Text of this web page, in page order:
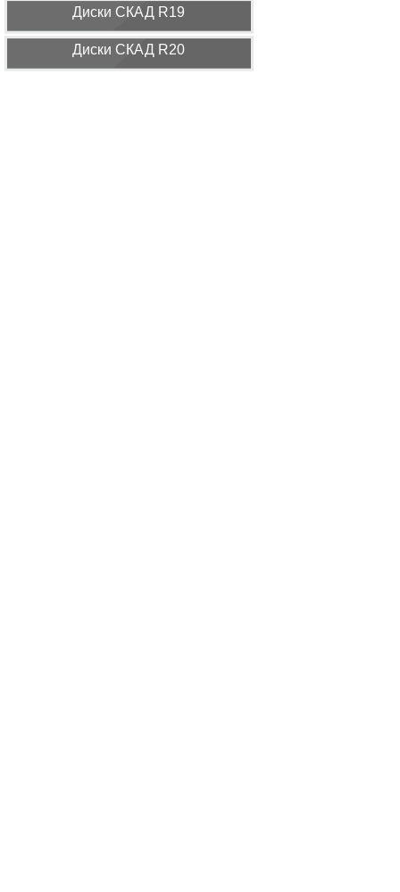
Диcки СКАД R19
Диcки СКАД R20